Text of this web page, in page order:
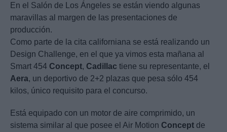
En el Salón de Los Ángeles se están viendo algunas
maravillas al margen de las presentaciones de
producción.
Como parte de la cita californiana se está realizando un
Design Challenge, en el que ya vimos esta mañana al
Smart 454 Concept, Cadillac tiene su representante, el
Aera, un deportivo de 2+2 plazas que pesa sólo 454
kilos, único requisito para el concurso.
Está equipado con un motor de aire comprimido, un
sistema similar al que posee el Air Motion Concept de